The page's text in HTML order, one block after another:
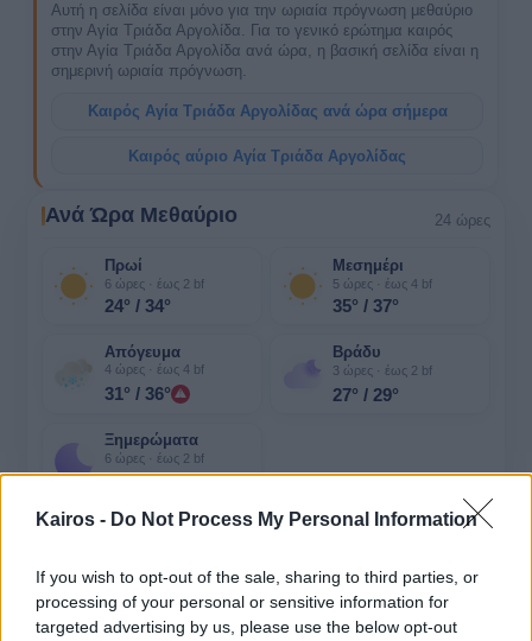
Kairos - Do Not Process My Personal Information
If you wish to opt-out of the sale, sharing to third parties, or
processing of your personal or sensitive information for
targeted advertising by us, please use the below opt-out
Αυτή η σελίδα είναι μόνο για την ωριαία πρόγνωση μεθαύριο
στην Αγία Τριάδα Αργολίδα. Για το γενικό ερώτημα καιρός
στην Αγία Τριάδα Αργολίδα ανά ώρα, η βασική σελίδα είναι η
σημερινή ωριαία πρόγνωση.
Καιρός Αγία Τριάδα Αργολίδας ανά ώρα σήμερα
Καιρός αύριο Αγία Τριάδα Αργολίδας
Ανά Ώρα Μεθαύριο 24 ώρες
Πρωί
6 ώρες · έως 2 bf
24° / 34°
Μεσημέρι
5 ώρες · έως 4 bf
35° / 37°
Απόγευμα
4 ώρες · έως 4 bf
31° / 36°
Βράδυ
3 ώρες · έως 2 bf
27° / 29°
Ξημερώματα
6 ώρες · έως 2 bf
24° / 25°
06:00
24°
Καθαρός
Αίσθηση23°Άνεμος2 bf